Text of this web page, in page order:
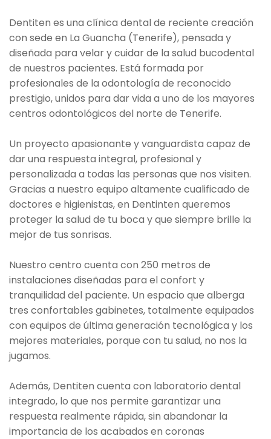
Dentiten es una clínica dental de reciente creación
con sede en La Guancha (Tenerife), pensada y
diseñada para velar y cuidar de la salud bucodental
de nuestros pacientes. Está formada por
profesionales de la odontología de reconocido
prestigio, unidos para dar vida a uno de los mayores
centros odontológicos del norte de Tenerife.
Un proyecto apasionante y vanguardista capaz de
dar una respuesta integral, profesional y
personalizada a todas las personas que nos visiten.
Gracias a nuestro equipo altamente cualificado de
doctores e higienistas, en Dentinten queremos
proteger la salud de tu boca y que siempre brille la
mejor de tus sonrisas.
Nuestro centro cuenta con 250 metros de
instalaciones diseñadas para el confort y
tranquilidad del paciente. Un espacio que alberga
tres confortables gabinetes, totalmente equipados
con equipos de última generación tecnológica y los
mejores materiales, porque con tu salud, no nos la
jugamos.
Además, Dentiten cuenta con laboratorio dental
integrado, lo que nos permite garantizar una
respuesta realmente rápida, sin abandonar la
importancia de los acabados en coronas